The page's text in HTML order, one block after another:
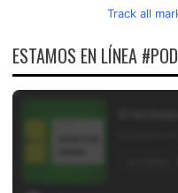
Track all
ESTAMOS EN LÍNEA